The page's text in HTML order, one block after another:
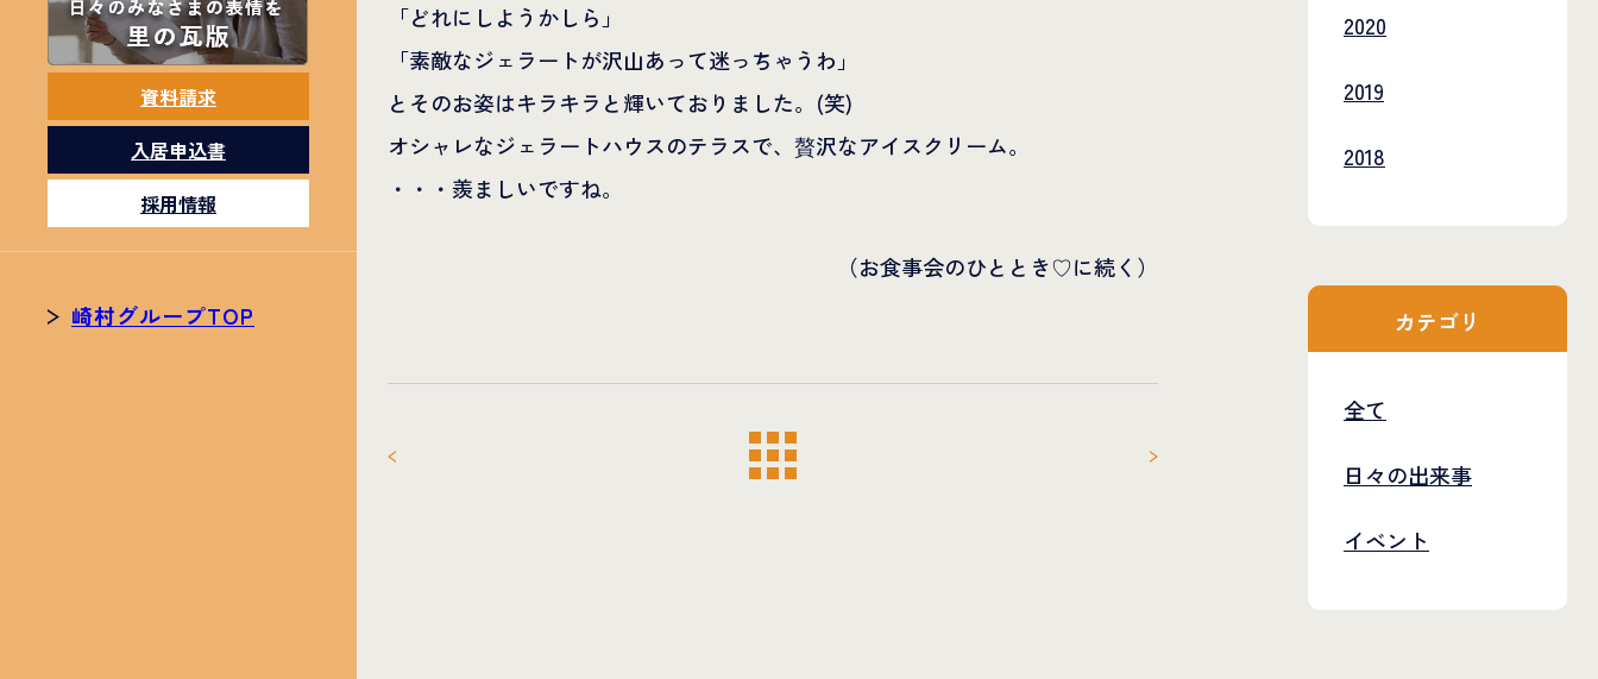
資料請求
入居申込書
採用情報
崎村グループTOP
「どれにしようかしら」
「素敵なジェラートが沢山あって迷っちゃうわ」
とそのお姿はキラキラと輝いておりました。(笑)
オシャレなジェラートハウスのテラスで、贅沢なアイスクリーム。
・・・羨ましいですね。
（お食事会のひととき♡に続く）
2020
2019
2018
カテゴリ
全て
日々の出来事
イベント